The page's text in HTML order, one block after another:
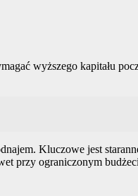
wyższego kapitału
Kluczowe jest
przy ograniczonym